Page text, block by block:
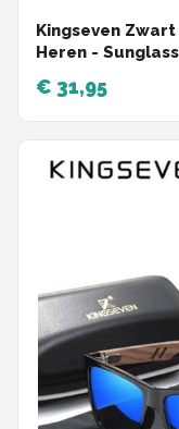
Kingseven
Heren -
€ 31,95